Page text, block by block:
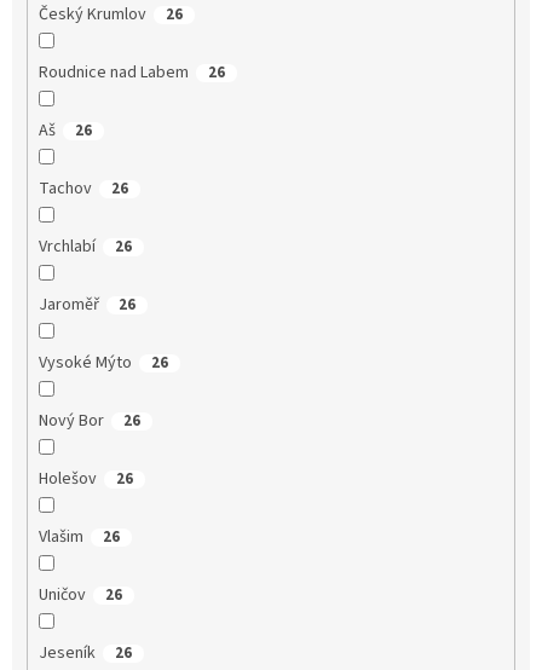
Český Krumlov 26
Roudnice nad Labem 26
Aš 26
Tachov 26
Vrchlabí 26
Jaroměř 26
Vysoké Mýto 26
Nový Bor 26
Holešov 26
Vlašim 26
Uničov 26
Jeseník 26